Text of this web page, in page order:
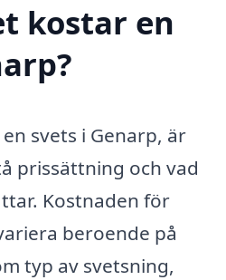
kostar en
svets i Genarp, är
prissättning och vad
Kostnaden för
beroende på
typ av svetsning,